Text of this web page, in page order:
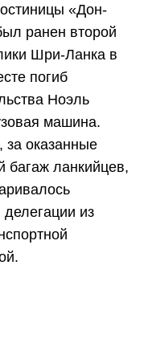
«Дон-
ранен второй
Шри-Ланка в
погиб
Ноэль
машина.
оказанные
багаж ланкийцев,
из